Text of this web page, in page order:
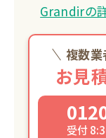
Grandirの
複数
お見
受付